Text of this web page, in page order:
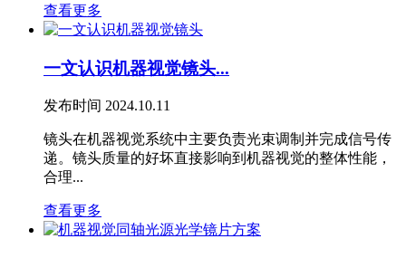
查看更多
一文认识机器视觉镜头...
发布时间 2024.10.11
镜头在机器视觉系统中主要负责光束调制并完成信号传
递。镜头质量的好坏直接影响到机器视觉的整体性能，
合理...
查看更多